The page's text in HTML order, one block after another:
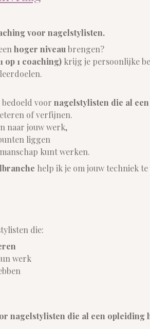
voor nagelstylisten.
hoger niveau brengen?
op 1 coaching) krijg je persoonlijke
bedoeld voor nagelstylisten die al
of verfijnen.
naar jouw werk,
liggen
kunt werken.
help ik je om jouw techniek
die:
werk
nagelstylisten die al een opleiding